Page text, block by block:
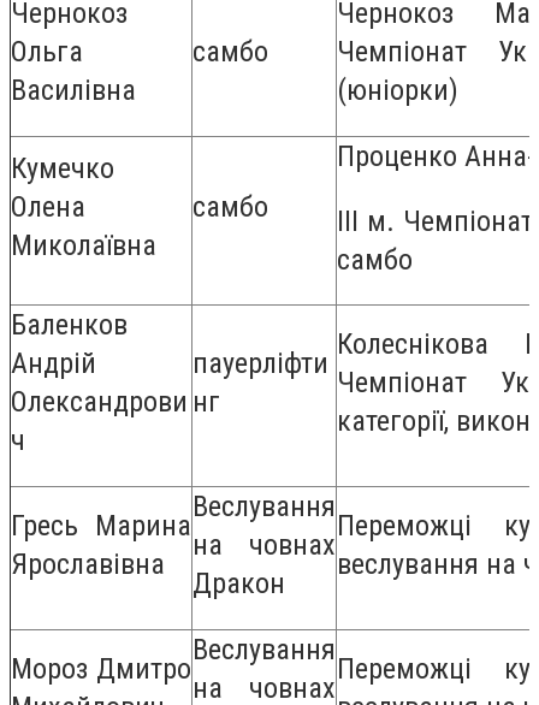
Чернокоз
Ольга
Василівна
самбо
Чернокоз
Чемпіонат
(юніорки)
Кумечко
Олена
Миколаївна
самбо
Проценко
ІІІ м.
самбо
Баленков
Андрій
Олександрови
ч
пауерліфти
нг
Чемпіонат
категорії,
Гресь Марина
Ярославівна
Веслування
на човнах
Дракон
Переможці
веслування на
Мороз Дмитро
Веслування
на човнах
Переможці